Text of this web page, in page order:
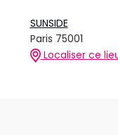
SUNSIDE
Paris 75001
Localiser ce